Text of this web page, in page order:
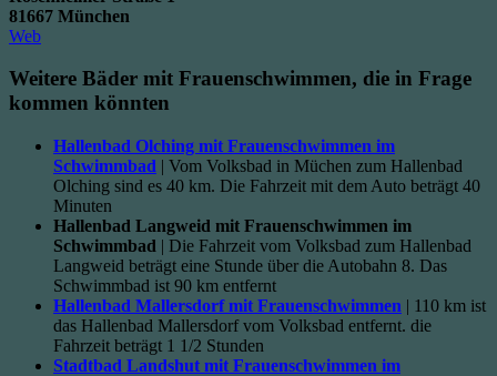
81667 München
Web
Weitere Bäder mit Frauenschwimmen, die in Frage
kommen könnten
Hallenbad Olching mit Frauenschwimmen im
Schwimmbad | Vom Volksbad in Müchen zum Hallenbad
Olching sind es 40 km. Die Fahrzeit mit dem Auto beträgt 40
Minuten
Hallenbad Langweid mit Frauenschwimmen im
Schwimmbad | Die Fahrzeit vom Volksbad zum Hallenbad
Langweid beträgt eine Stunde über die Autobahn 8. Das
Schwimmbad ist 90 km entfernt
Hallenbad Mallersdorf mit Frauenschwimmen | 110 km ist
das Hallenbad Mallersdorf vom Volksbad entfernt. die
Fahrzeit beträgt 1 1/2 Stunden
Stadtbad Landshut mit Frauenschwimmen im